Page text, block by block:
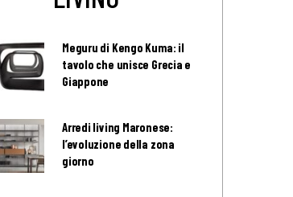
Meguru di Kengo Kuma: il
tavolo che unisce Grecia e
Giappone
Arredi living Maronese:
l’evoluzione della zona
giorno